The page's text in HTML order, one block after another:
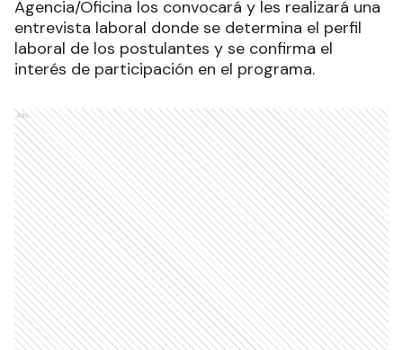
Agencia/Oficina los convocará y les realizará una
entrevista laboral donde se determina el perfil
laboral de los postulantes y se confirma el
interés de participación en el programa.
Ads